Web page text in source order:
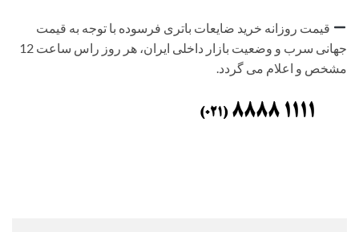
قیمت روزانه خرید ضایعات باتری فرسوده با توجه به قیمت
جهانی سرب و وضعیت بازار داخلی ایران، هر روز راس ساعت 12
مشخص و اعلام می گردد.